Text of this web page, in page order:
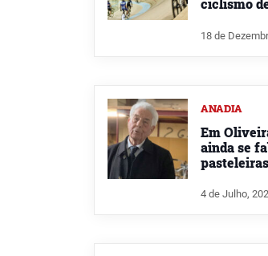
ciclismo
18 de
ANADIA
Em
ainda se
pasteleiras
4 de Julho,